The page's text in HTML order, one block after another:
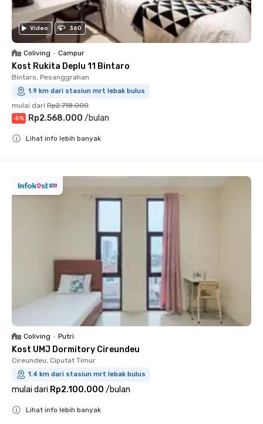
Video 360
Coliving • Campur
Kost Rukita Deplu 11 Bintaro
Bintaro, Pesanggrahan
1.9 km dari stasiun mrt lebak bulus
mulai dari Rp2.718.000
-5% Rp2.568.000 /bulan
Lihat info lebih banyak
Coliving • Putri
Kost UMJ Dormitory Cireundeu
Cireundeu, Ciputat Timur
1.4 km dari stasiun mrt lebak bulus
mulai dari Rp2.100.000 /bulan
Lihat info lebih banyak